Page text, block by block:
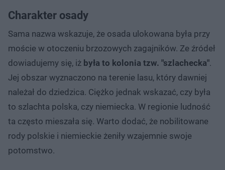
Charakter osady
Sama nazwa wskazuje, że osada ulokowana była przy
moście w otoczeniu brzozowych zagajników. Ze źródeł
dowiadujemy się, iż była to kolonia tzw. "szlachecka".
Jej obszar wyznaczono na terenie lasu, który dawniej
należał do dziedzica. Ciężko jednak wskazać, czy była
to szlachta polska, czy niemiecka. W regionie ludność
ta często mieszała się. Warto dodać, że nobilitowane
rody polskie i niemieckie żeniły wzajemnie swoje
potomstwo.